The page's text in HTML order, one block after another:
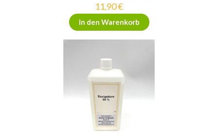
11,90€
In den Warenkorb